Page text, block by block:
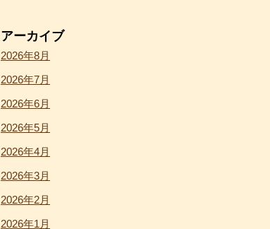
アーカイブ
2026年8月
2026年7月
2026年6月
2026年5月
2026年4月
2026年3月
2026年2月
2026年1月